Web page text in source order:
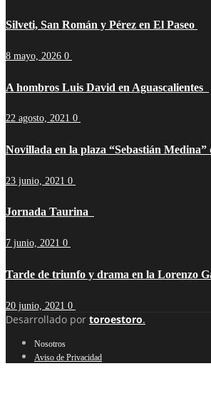
Silveti, San Román y Pérez en El Paseo
8 mayo, 2026 0
A hombros Luis David en Aguascalientes
22 agosto, 2021 0
Novillada en la plaza “Sebastián
23 junio, 2021 0
Jornada Taurina
7 junio, 2021 0
Tarde de triunfo y drama en la Lorenzo
20 junio, 2021 0
Desarrollado por toroestoro.
Nosotros
Aviso de Privacidad